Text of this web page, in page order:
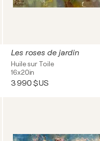
Les roses de jardin
Huile sur Toile
16x20in
3 990 $US